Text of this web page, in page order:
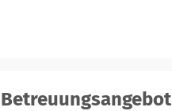
Betreuungsangebot